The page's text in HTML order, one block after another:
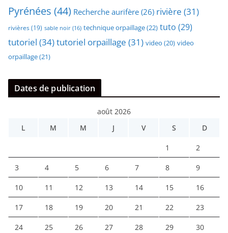
Pyrénées (44) Recherche aurifère (26) rivière (31)
rivières(19) sable noir (16) technique orpaillage(22) tuto (29)
tutoriel (34)tutoriel orpaillage (31) video (20) video
orpaillage(21)
Dates de publication
août 2026
L
M M J V S D
1 2
3 4 5 6 7 8 9
10 11 12 13 14 15 16
17 18 19 20 21 22 23
24 25 26 27 28 29 30